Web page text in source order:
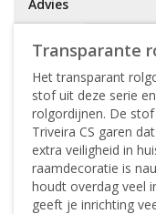
Advies
Transparante
Het transparant
stof uit deze serie
rolgordijnen. De
Triveira CS garen
extra veiligheid in
raamdecoratie is
houdt overdag veel
geeft je inrichting